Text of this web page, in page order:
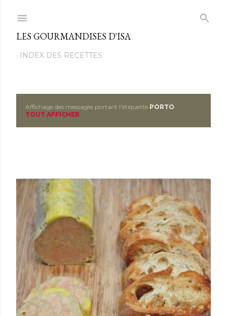
LES GOURMANDISES D'ISA
INDEX DES RECETTES
M
s
a
g
s
Affichage des messages portant l'étiquette PORTO
TOUT AFFICHER